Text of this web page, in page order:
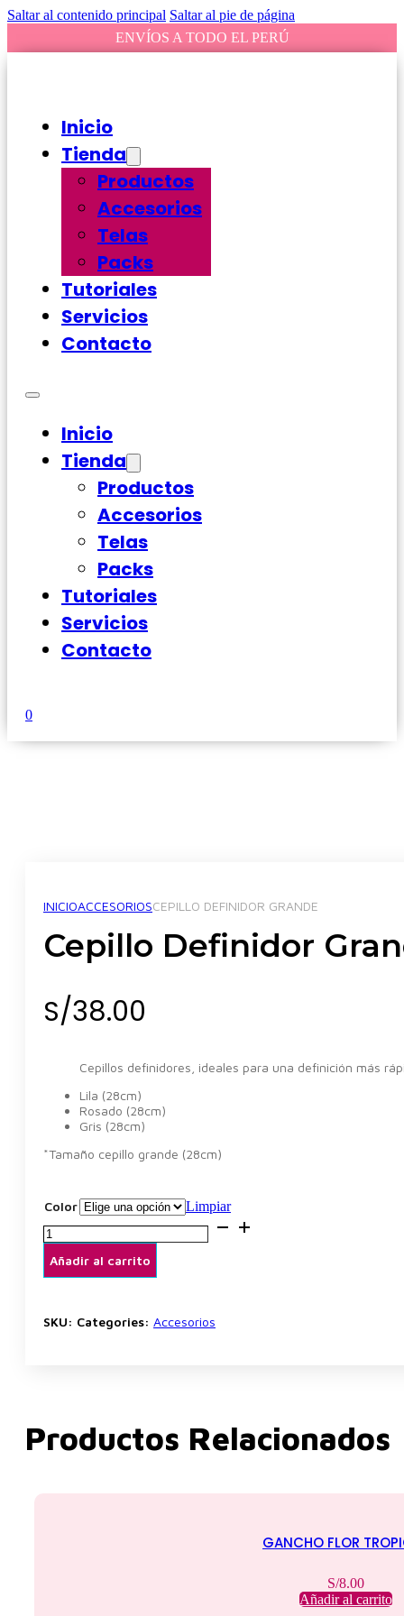
Saltar al contenido principal Saltar al pie de página
ENVÍOS A TODO EL PERÚ
Inicio
Tienda
Productos
Accesorios
Telas
Packs
Tutoriales
Servicios
Contacto
Inicio
Tienda
Productos
Accesorios
Telas
Packs
Tutoriales
Servicios
Contacto
0
INICIOACCESORIOSCEPILLO DEFINIDOR GRANDE
Cepillo Definidor
S/38.00
Cepillos definidores, ideales para una definición más
Lila (28cm)
Rosado (28cm)
Gris (28cm)
*Tamaño cepillo grande (28cm)
Color
Limpiar
Cepillo
Definidor
Grande
Añadir al carrito
SKU: Categories: Accesorios
Productos Relacionados
GANCHO FLOR
S/8.00
Añadir al carrito